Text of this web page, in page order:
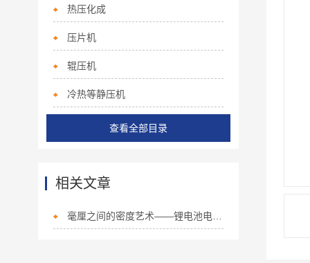
热压化成
压片机
辊压机
冷热等静压机
查看全部目录
相关文章
毫厘之间的密度艺术——锂电池电动对辊机赋能极片制造与研发